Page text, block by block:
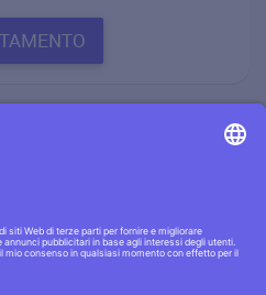
Condizioni generali·|·